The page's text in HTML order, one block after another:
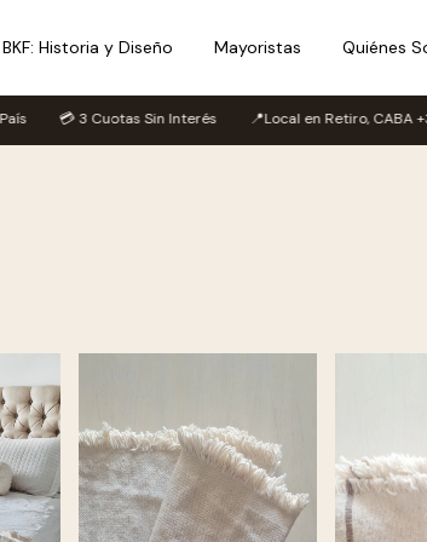
Historia y Diseño Mayoristas Quiénes
💳 3 Cuotas Sin Interés 📍Local en Retiro, CABA +30